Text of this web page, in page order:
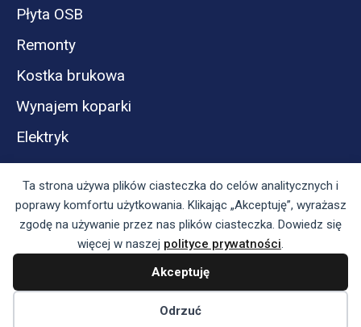
Ta strona używa plików ciasteczka do celów analitycznych i
poprawy komfortu użytkowania. Klikając „Akceptuję”, wyrażasz
zgodę na używanie przez nas plików ciasteczka. Dowiedz się
więcej w naszej polityce prywatności.
Akceptuję
Odrzuć
Płyta OSB
Remonty
Kostka brukowa
Wynajem koparki
Elektryk
Panel reklamodawcy
Regulamin serwisu i polityka prywatności